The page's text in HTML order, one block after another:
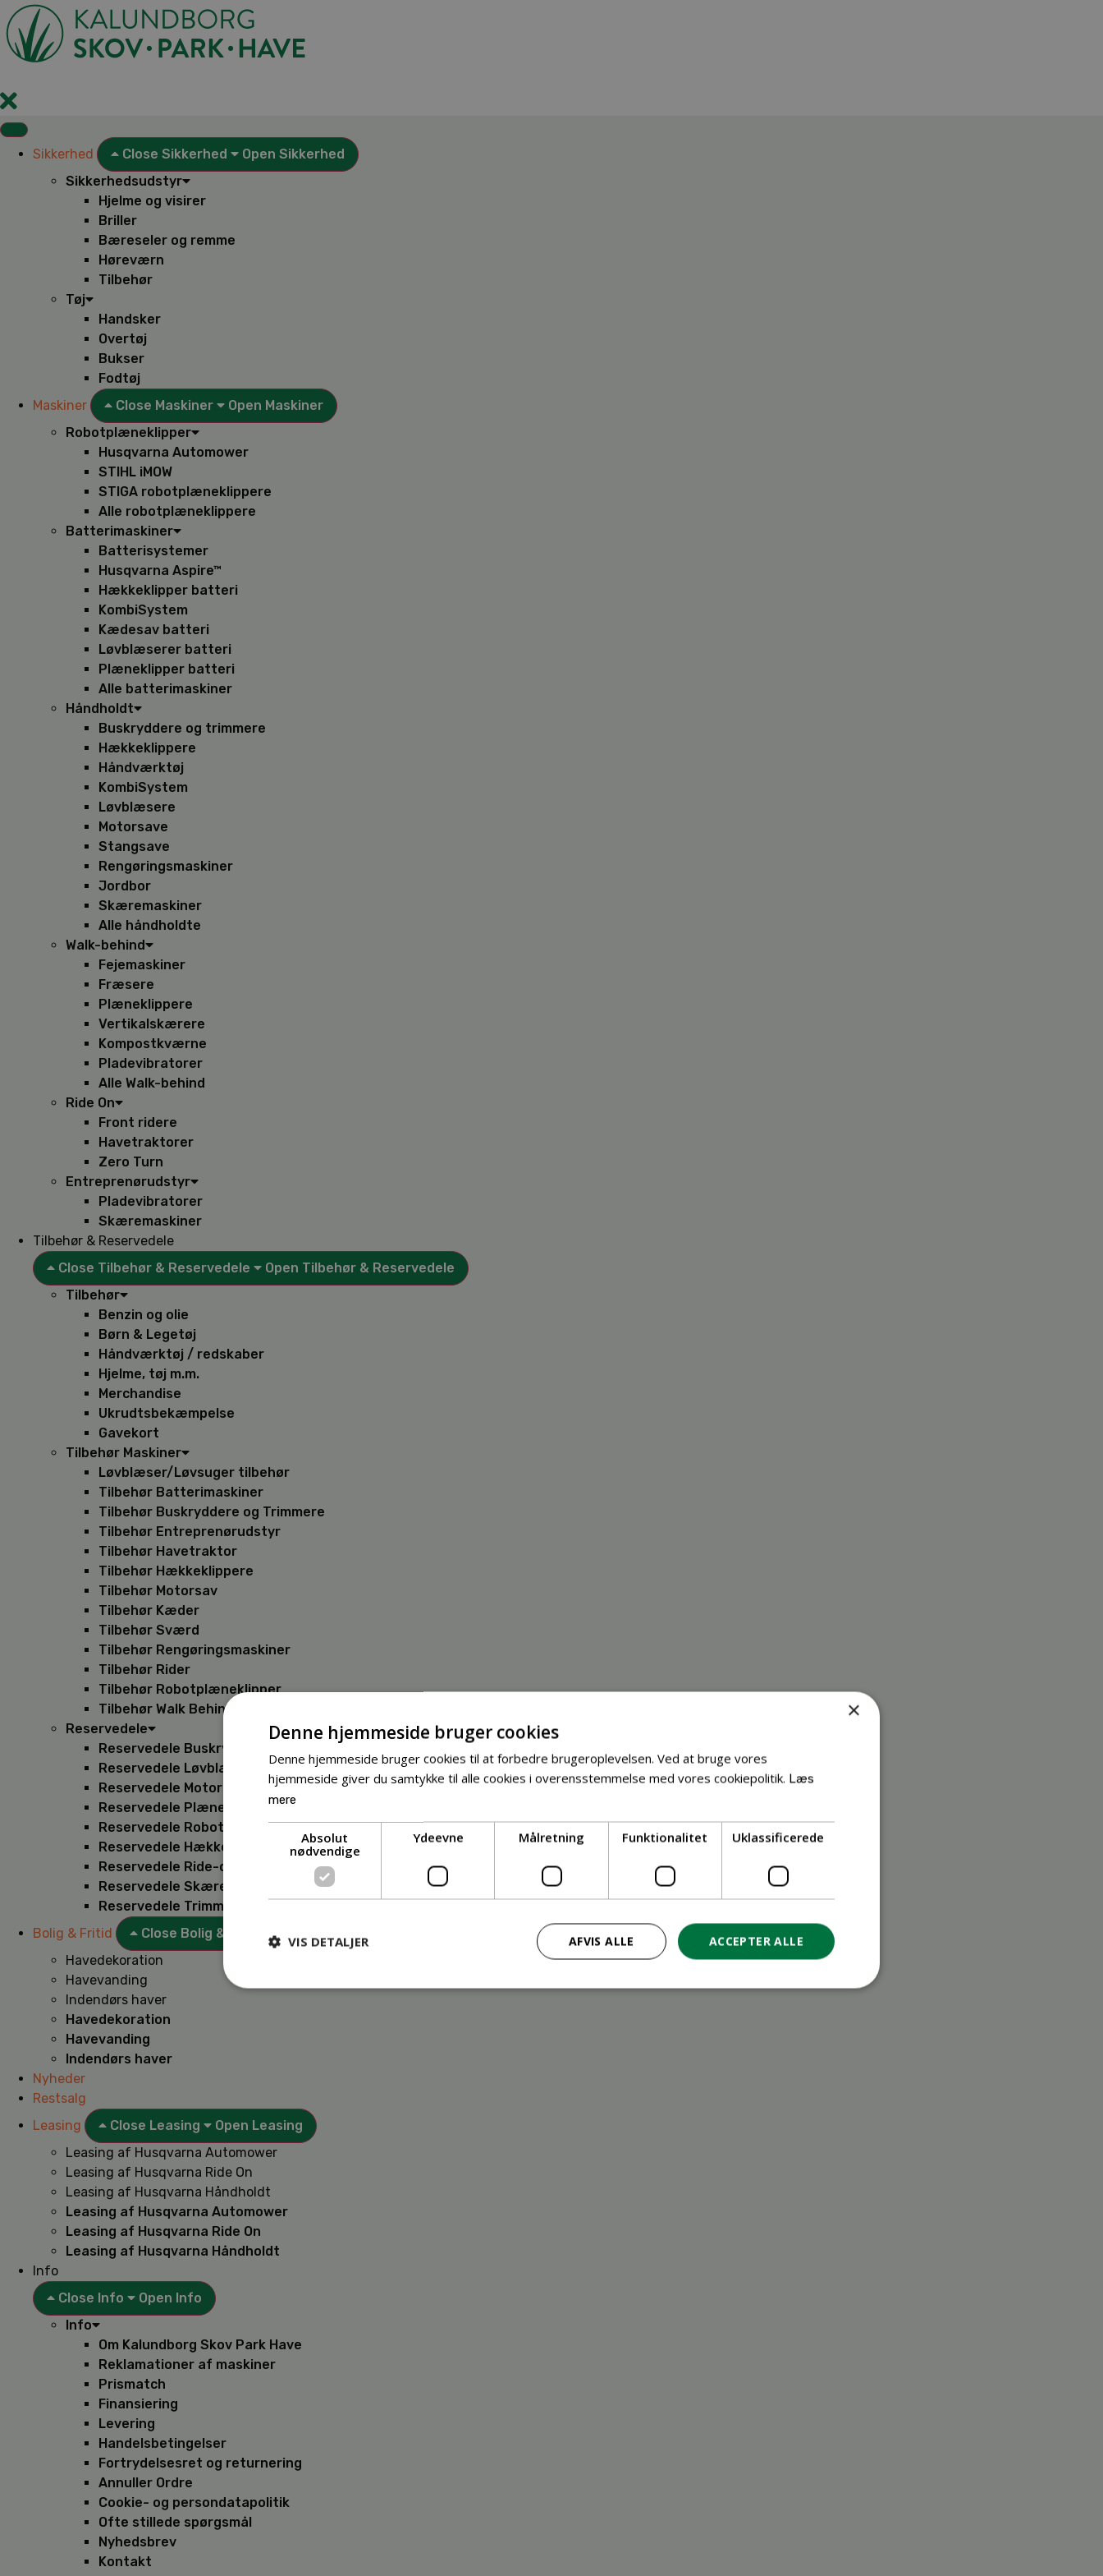
Videre
til
indhold
Sikkerhed Close Sikkerhed
Open Sikkerhed
Sikkerhedsudstyr
Hjelme og visirer
Briller
Bæreseler og remme
Høreværn
Tilbehør
Tøj
Handsker
Overtøj
Bukser
Fodtøj
Maskiner
Close Maskiner
Open Maskiner
Robotplæneklipper
Husqvarna Automower
STIHL iMOW
STIGA robotplæneklippere
Alle robotplæneklippere
Batterimaskiner
Batterisystemer
Husqvarna Aspire™
Hækkeklipper batteri
KombiSystem
Kædesav batteri
Løvblæserer batteri
Plæneklipper batteri
Alle batterimaskiner
Håndholdt
Buskryddere og trimmere
Hækkeklippere
Håndværktøj
KombiSystem
Løvblæsere
Motorsave
Stangsave
Rengøringsmaskiner
Jordbor
Skæremaskiner
Alle håndholdte
Walk-behind
Fejemaskiner
Fræsere
Plæneklippere
Vertikalskærere
Kompostkværne
Pladevibratorer
Alle Walk-behind
Ride On
Front ridere
Havetraktorer
Zero Turn
Entreprenørudstyr
Pladevibratorer
Skæremaskiner
Tilbehør & Reservedele
Close Tilbehør & Reservedele
Open Tilbehør & Reservedele
Tilbehør
Benzin og olie
Børn & Legetøj
Håndværktøj / redskaber
Hjelme, tøj m.m.
Merchandise
Ukrudtsbekæmpelse
Gavekort
Tilbehør Maskiner
Løvblæser/Løvsuger tilbehør
Tilbehør Batterimaskiner
Tilbehør Buskryddere og Trimmere
Tilbehør Entreprenørudstyr
Tilbehør Havetraktor
Tilbehør Hækkeklippere
Tilbehør Motorsav
Tilbehør Kæder
Tilbehør Sværd
Tilbehør Rengøringsmaskiner
Tilbehør Rider
Tilbehør Robotplæneklipper
Tilbehør Walk Behind
Reservedele
Reservedele Buskryddere
Reservedele Løvblæsere
Reservedele Motorsave
Reservedele Plæneklippere
Reservedele Robotplæneklippere
Reservedele Hækkeklippere
Reservedele Ride-on
Reservedele Skæremaskiner
Reservedele Trimmere
Bolig & Fritid
Close Bolig & Fritid
Havedekoration
Havevanding
Indendørs haver
Havedekoration
Havevanding
Indendørs haver
Nyheder
Restsalg
Leasing
Close Leasing
Open Leasing
Leasing af Husqvarna Automower
Leasing af Husqvarna Ride On
Leasing af Husqvarna Håndholdt
Leasing af Husqvarna Automower
Leasing af Husqvarna Ride On
Leasing af Husqvarna Håndholdt
Info
Close Info
Open Info
Info
Om Kalundborg Skov Park Have
Reklamationer af maskiner
Prismatch
Finansiering
Levering
Handelsbetingelser
Fortrydelsesret og returnering
Annuller Ordre
Cookie- og persondatapolitik
Ofte stillede spørgsmål
Nyhedsbrev
Kontakt
×
Denne hjemmeside bruger cookies
Denne hjemmeside bruger cookies til at forbedre brugeroplevelsen. Ved at bruge vores
hjemmeside giver du samtykke til alle cookies i overensstemmelse med vores cookiepolitik. Læs
mere
Absolut
nødvendige
Ydeevne Målretning Funktionalitet Uklassificerede
ACCEPTER ALLE
AFVIS ALLE
VIS DETALJER